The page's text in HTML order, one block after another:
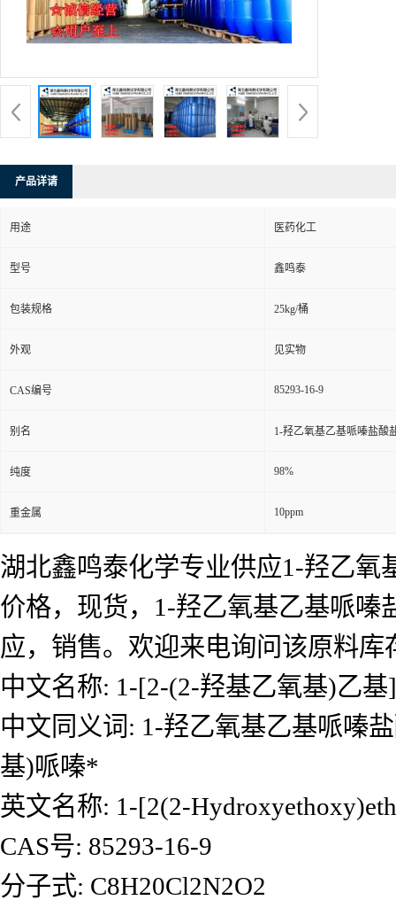
产品详请
用途 医药化工
型号 鑫鸣泰
包装规格 25kg/桶
外观 见实物
CAS编号 85293-16-9
别名 1-羟乙氧基乙基哌嗪盐酸
纯度 98%
重金属 10ppm
湖北鑫鸣泰化学专业供应1-羟乙氧
价格，现货，1-羟乙氧基乙基哌
应，销售。欢迎来电询问该原料库
中文名称: 1-[2-(2-羟基乙氧基)乙
中文同义词: 1-羟乙氧基乙基哌嗪
基)哌嗪*
英文名称: 1-[2(2-
CAS号: 85293-16-9
分子式: C8H20Cl2N2O2